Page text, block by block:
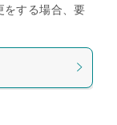
をする場合、要